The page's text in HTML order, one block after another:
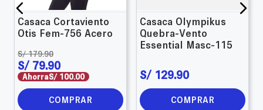
Casaca Cortaviento
Otis Fem-756 Acero
S/ 179.90
S/ 79.90
AhorraS/ 100.00
COMPRAR
Casaca Olympikus
Quebra-Vento
Essential Masc-115
S/ 129.90
COMPRAR